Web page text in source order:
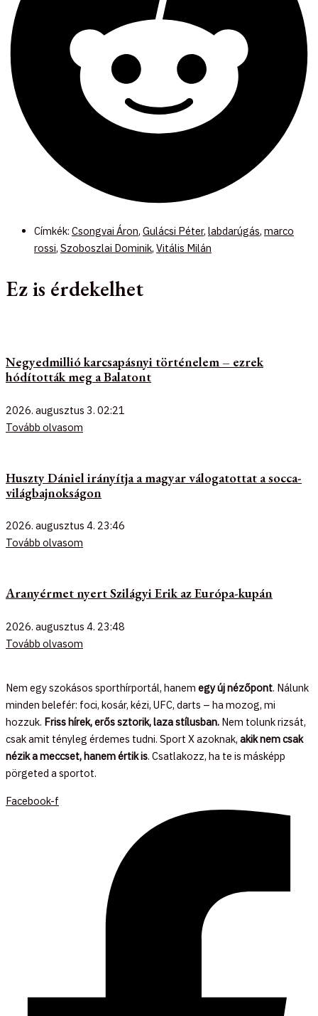
Címkék: Csongvai Áron, Gulácsi Péter, labdarúgás, marco
rossi, Szoboszlai Dominik, Vitális Milán
Ez is érdekelhet
Negyedmillió karcsapásnyi történelem – ezrek
hódították meg a Balatont
2026. augusztus 3. 02:21
Tovább olvasom
Huszty Dániel irányítja a magyar válogatottat a socca-
világbajnokságon
2026. augusztus 4. 23:46
Tovább olvasom
Aranyérmet nyert Szilágyi Erik az Európa-kupán
2026. augusztus 4. 23:48
Tovább olvasom
Nem egy szokásos sporthírportál, hanem egy új nézőpont. Nálunk
minden belefér: foci, kosár, kézi, UFC, darts – ha mozog, mi
hozzuk. Friss hírek, erős sztorik, laza stílusban. Nem tolunk rizsát,
csak amit tényleg érdemes tudni. Sport X azoknak, akik nem csak
nézik a meccset, hanem értik is. Csatlakozz, ha te is másképp
pörgeted a sportot.
Facebook-f